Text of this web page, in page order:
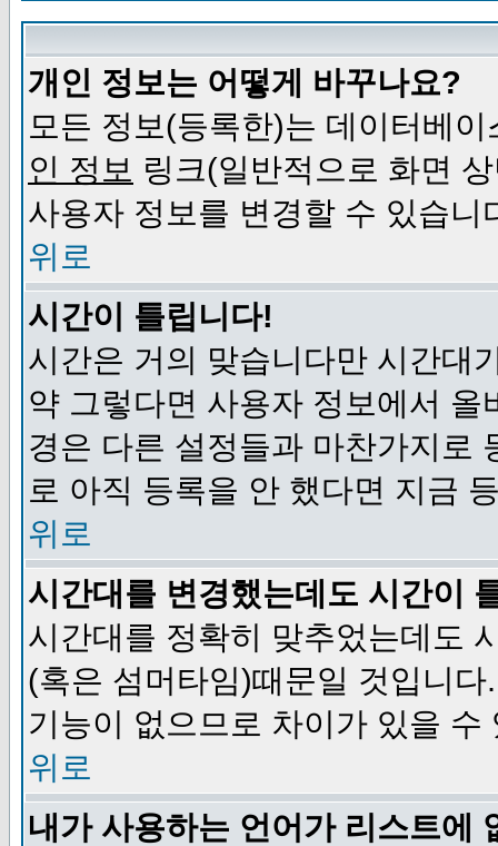
개인 정보는 어떻게 바꾸나요?
모든 정보(등록한)는 데이터베
인 정보 링크(일반적으로 화면
사용자 정보를 변경할 수 있습니
위로
시간이 틀립니다!
시간은 거의 맞습니다만 시간대
약 그렇다면 사용자 정보에서
경은 다른 설정들과 마찬가지로
로 아직 등록을 안 했다면 지금
위로
시간대를 변경했는데도 시간이
시간대를 정확히 맞추었는데도
(혹은 섬머타임)때문일 것입니
기능이 없으므로 차이가 있을 수
위로
내가 사용하는 언어가 리스트에